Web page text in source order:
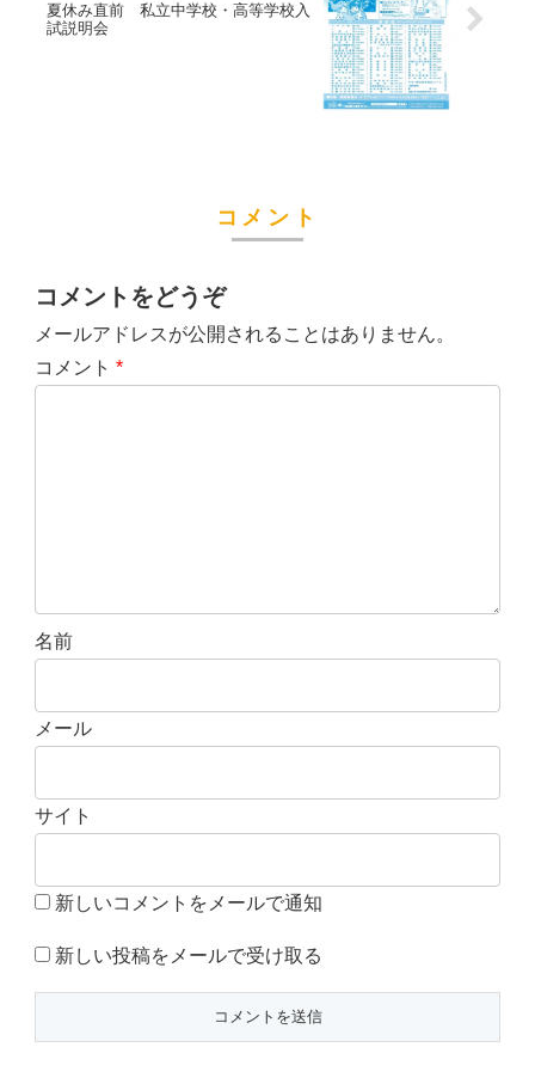
夏休み直前 私立中学校・高等学校入
試説明会
コメント
コメントをどうぞ
メールアドレスが公開されることはありません。
コメント *
名前
メール
サイト
新しいコメントをメールで通知
新しい投稿をメールで受け取る